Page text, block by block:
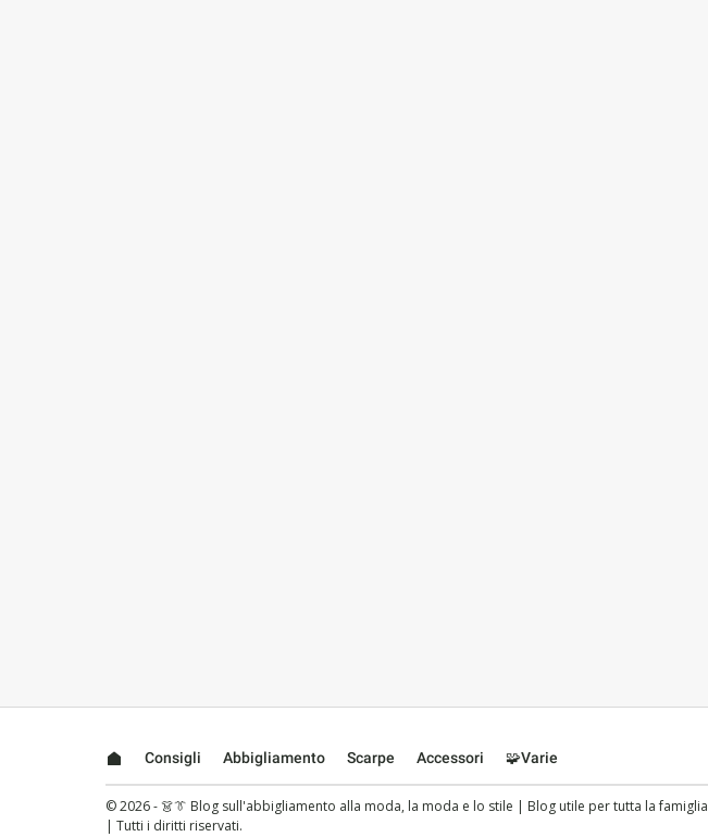
Consigli Abbigliamento Scarpe Accessori 🧩Varie
© 2026 - 👗👔 Blog sull'abbigliamento alla moda, la moda e lo stile | Blog utile per tutta la famiglia
| Tutti i diritti riservati.